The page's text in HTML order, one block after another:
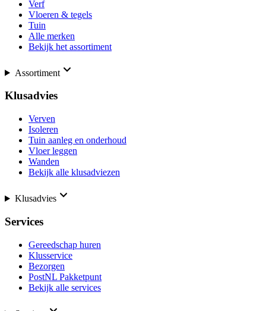
Verf
Vloeren & tegels
Tuin
Alle merken
Bekijk het assortiment
Assortiment
Klusadvies
Verven
Isoleren
Tuin aanleg en onderhoud
Vloer leggen
Wanden
Bekijk alle klusadviezen
Klusadvies
Services
Gereedschap huren
Klusservice
Bezorgen
PostNL Pakketpunt
Bekijk alle services